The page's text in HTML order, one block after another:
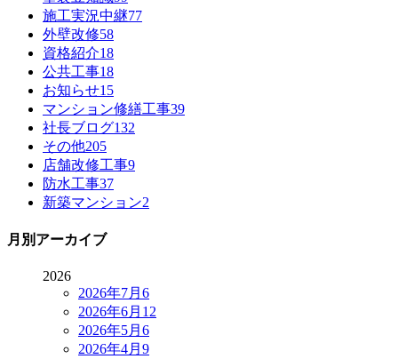
施工実況中継77
外壁改修58
資格紹介18
公共工事18
お知らせ15
マンション修繕工事39
社長ブログ132
その他205
店舗改修工事9
防水工事37
新築マンション2
月別アーカイブ
2026
2026年7月 6
2026年6月 12
2026年5月 6
2026年4月 9